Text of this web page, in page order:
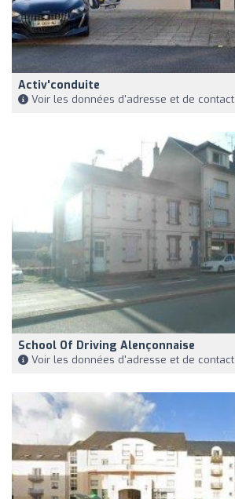
Activ'conduite
Voir les données d'adresse et de contact
School Of Driving Alençonnaise
Voir les données d'adresse et de contact